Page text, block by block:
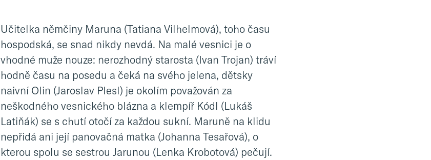
Učitelka němčiny Maruna (Tatiana Vilhelmová), toho času
hospodská, se snad nikdy nevdá. Na malé vesnici je o
vhodné muže nouze: nerozhodný starosta (Ivan Trojan) tráví
hodně času na posedu a čeká na svého jelena, dětsky
naivní Olin (Jaroslav Plesl) je okolím považován za
neškodného vesnického blázna a klempíř Kódl (Lukáš
Latiňák) se s chutí otočí za každou sukní. Maruně na klidu
nepřidá ani její panovačná matka (Johanna Tesařová), o
kterou spolu se sestrou Jarunou (Lenka Krobotová) pečují.